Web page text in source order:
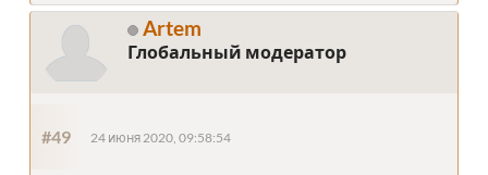
Artem
Глобальный модератор
#49 24 июня 2020, 09:58:54